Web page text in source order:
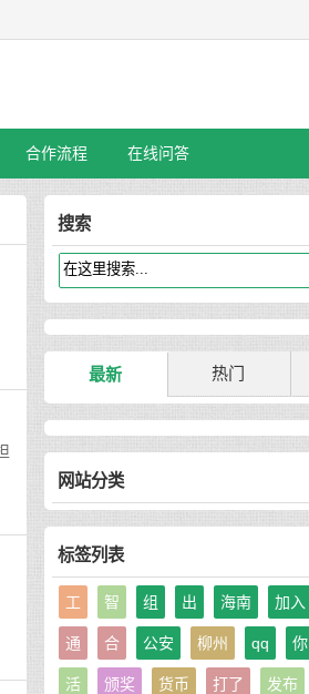
合作流程 在线问答
搜索
最新 热门
网站分类
标签列表
工 智 组 出 海南 加入
通 合 公安 柳州 qq 你
活 颁奖 货币 打了 发布